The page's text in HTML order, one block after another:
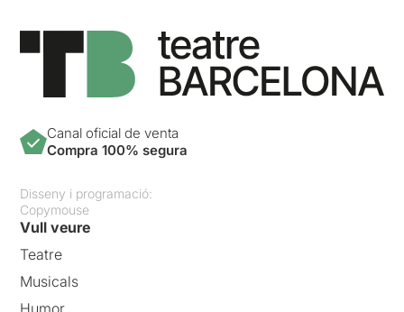
Canal oficial de venta
Compra 100% segura
Disseny i programació:
Copymouse
Vull veure
Teatre
Musicals
Humor